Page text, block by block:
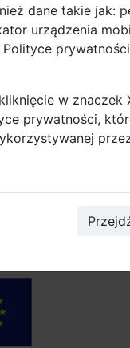
stref
Unii
dane takie jak:
urządzenia
prywatności
w znaczek
prywatności,